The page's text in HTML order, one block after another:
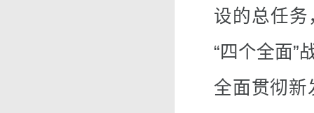
设的总任务
“四个全面”
全面贯彻新